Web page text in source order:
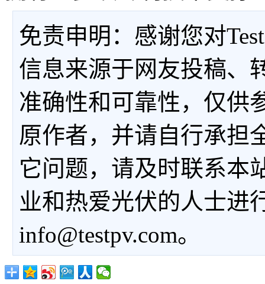
免责申明：感谢您对
信息来源于网友投稿、
准确性和可靠性，仅供
原作者，并请自行承担
它问题，请及时联系本
业和热爱光伏的人士进
info@testpv.com。